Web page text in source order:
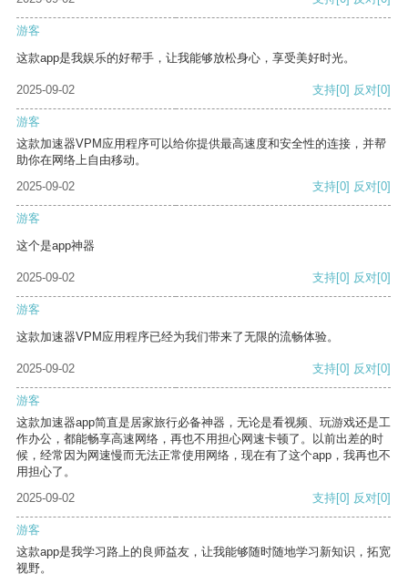
游客
这款app是我娱乐的好帮手，让我能够放松身心，享受美好时光。
2025-09-02 支持[0] 反对[0]
游客
这款加速器VPM应用程序可以给你提供最高速度和安全性的连接，并帮
助你在网络上自由移动。
2025-09-02
支持[0] 反对[0]
游客
这个是app神器
2025-09-02 支持[0] 反对[0]
游客
这款加速器VPM应用程序已经为我们带来了无限的流畅体验。
2025-09-02 支持[0] 反对[0]
游客
这款加速器app简直是居家旅行必备神器，无论是看视频、玩游戏还是工
作办公，都能畅享高速网络，再也不用担心网速卡顿了。以前出差的时
候，经常因为网速慢而无法正常使用网络，现在有了这个app，我再也不
用担心了。
2025-09-02
支持[0] 反对[0]
游客
这款app是我学习路上的良师益友，让我能够随时随地学习新知识，拓宽
视野。